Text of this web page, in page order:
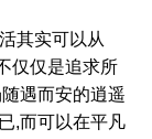
其实可以从
仅仅是追求所
遇而安的逍遥
,而可以在平凡